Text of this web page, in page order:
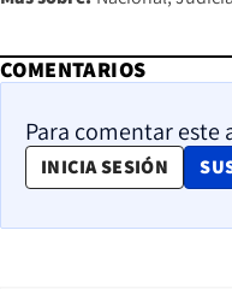
COMENTARIOS
Para comentar este
INICIA SESIÓN